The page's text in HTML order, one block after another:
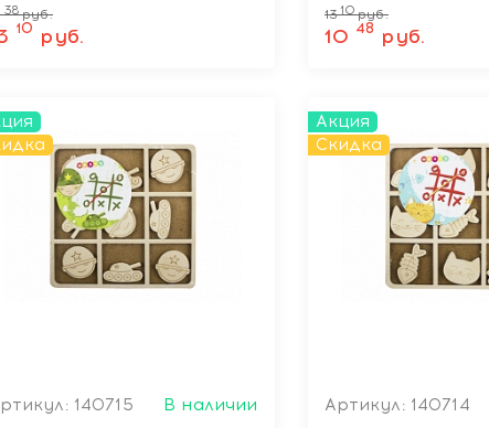
38 руб.
10 руб.
1310 руб.
10 48 руб.
140715
В наличии
Акция
Скидка
Артикул: 140714